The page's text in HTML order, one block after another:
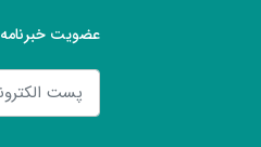
عضویت خبرنامه